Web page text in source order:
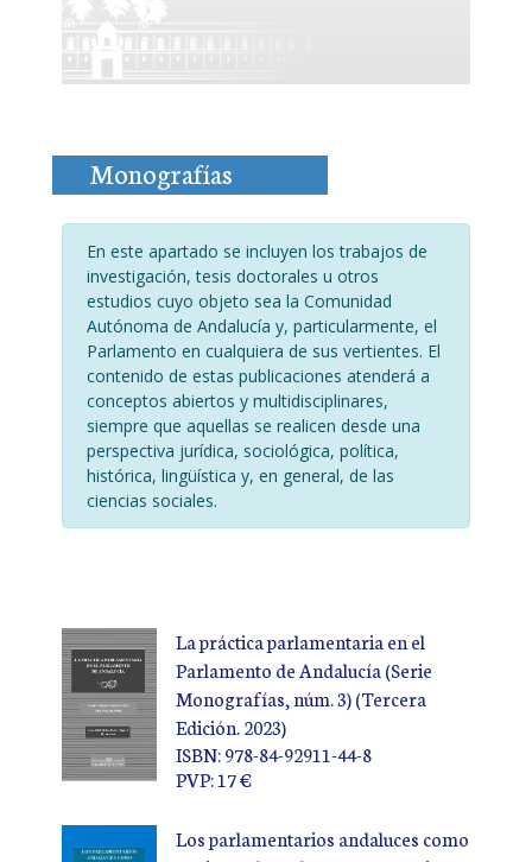
Monografías
En este apartado se incluyen los trabajos de
investigación, tesis doctorales u otros
estudios cuyo objeto sea la Comunidad
Autónoma de Andalucía y, particularmente, el
Parlamento en cualquiera de sus vertientes. El
contenido de estas publicaciones atenderá a
conceptos abiertos y multidisciplinares,
siempre que aquellas se realicen desde una
perspectiva jurídica, sociológica, política,
histórica, lingüística y, en general, de las
ciencias sociales.
La práctica parlamentaria en el
Parlamento de Andalucía (Serie
Monografías, núm. 3) (Tercera
Edición. 2023)
ISBN: 978-84-92911-44-8
PVP: 17 €
Los parlamentarios andaluces como